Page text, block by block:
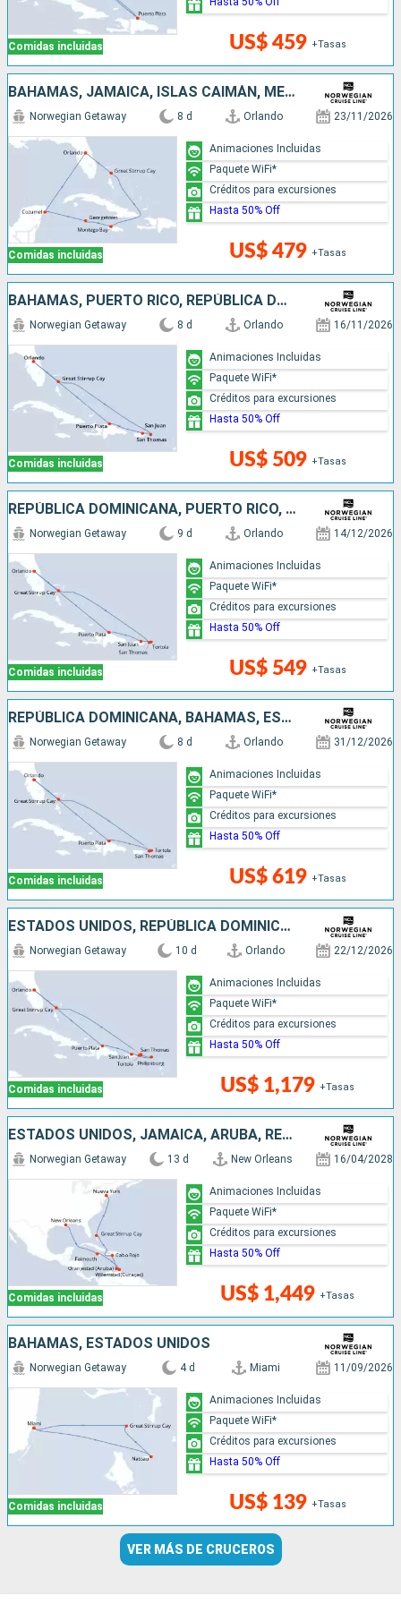
Comidas incluidas US$ 459 +Tasas
BAHAMAS, JAMAICA, ISLAS CAIMÁN, MÉXICO, ESTADOS UNIDOS
Comidas incluidas
Norwegian Getaway 8 d Orlando 23/11/2026
US$ 479 +Tasas
Animaciones Incluidas
Paquete WiFi*
Créditos para excursiones
Hasta 50% Off
BAHAMAS, PUERTO RICO, REPÚBLICA DOMINICANA, ESTADOS UNIDOS
Comidas incluidas
Norwegian Getaway 8 d Orlando 16/11/2026
US$ 509 +Tasas
Animaciones Incluidas
Paquete WiFi*
Créditos para excursiones
Hasta 50% Off
REPÚBLICA DOMINICANA, PUERTO RICO, BAHAMAS, ESTADOS UNIDOS
Comidas incluidas
Norwegian Getaway 9 d Orlando 14/12/2026
US$ 549 +Tasas
Animaciones Incluidas
Paquete WiFi*
Créditos para excursiones
Hasta 50% Off
REPÚBLICA DOMINICANA, BAHAMAS, ESTADOS UNIDOS
Comidas incluidas
Norwegian Getaway 8 d Orlando 31/12/2026
US$ 619 +Tasas
Animaciones Incluidas
Paquete WiFi*
Créditos para excursiones
Hasta 50% Off
ESTADOS UNIDOS, REPÚBLICA DOMINICANA, PUERTO RICO, SAN MARTÍN, BAHAMAS
Comidas incluidas
Norwegian Getaway 10 d Orlando 22/12/2026
US$ 1,179 +Tasas
Animaciones Incluidas
Paquete WiFi*
Créditos para excursiones
Hasta 50% Off
ESTADOS UNIDOS, JAMAICA, ARUBA, REPÚBLICA DOMINICANA, BAHAMAS
Comidas incluidas
Norwegian Getaway 13 d New Orleans 16/04/2028
US$ 1,449 +Tasas
Animaciones Incluidas
Paquete WiFi*
Créditos para excursiones
Hasta 50% Off
BAHAMAS, ESTADOS UNIDOS
Comidas incluidas
Norwegian Getaway 4 d Miami 11/09/2026
US$ 139 +Tasas
Animaciones Incluidas
Paquete WiFi*
Créditos para excursiones
Hasta 50% Off
VER MÁS DE CRUCEROS